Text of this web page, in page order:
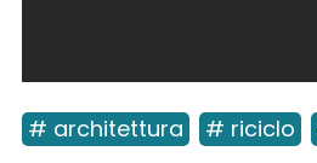
# architettura # riciclo